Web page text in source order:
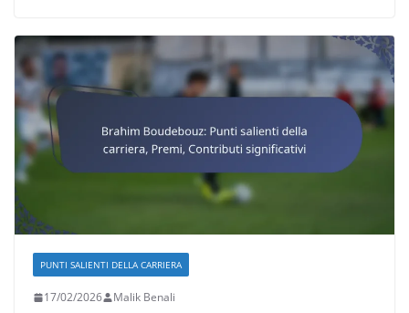
PUNTI SALIENTI DELLA CARRIERA
17/02/2026 Malik Benali